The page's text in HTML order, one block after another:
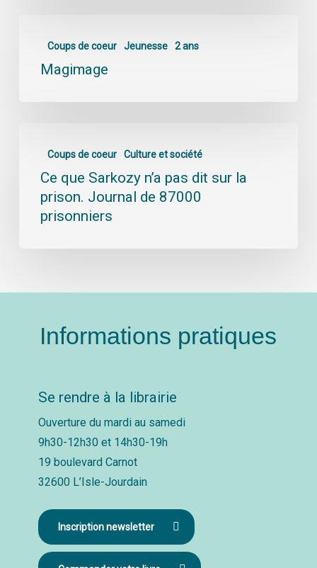
Coups de coeur Jeunesse 2 ans
Magimage
Coups de coeur Culture et société
Ce que Sarkozy n’a pas dit sur la
prison. Journal de 87000
prisonniers
Informations pratiques
Se rendre à la librairie
Ouverture du mardi au samedi
9h30-12h30 et 14h30-19h
19 boulevard Carnot
32600 L’Isle-Jourdain
Inscription newsletter